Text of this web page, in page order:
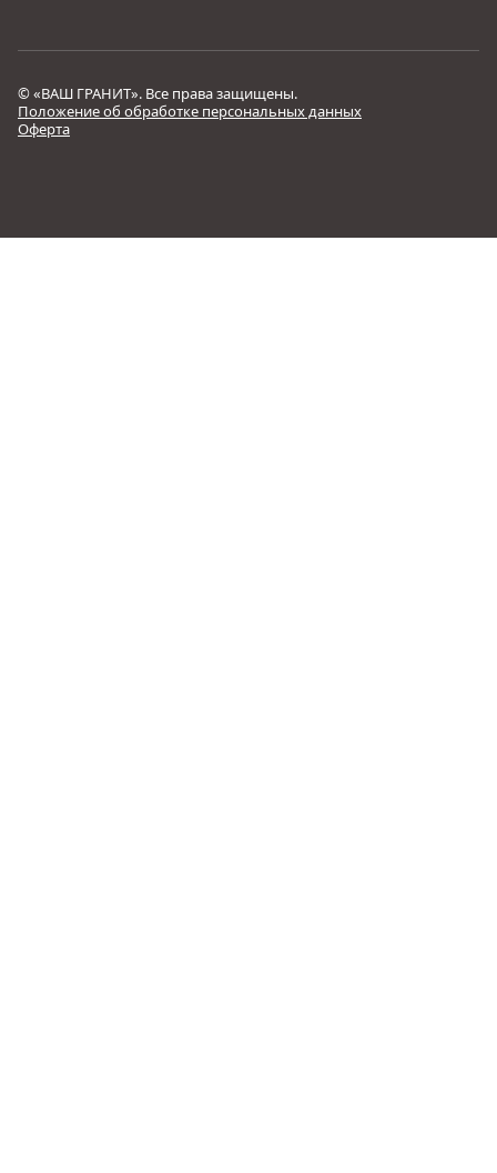
© «ВАШ ГРАНИТ». Все права защищены.
Положение об обработке персональных данных
Оферта